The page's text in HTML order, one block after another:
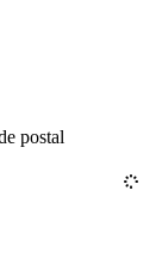
postal